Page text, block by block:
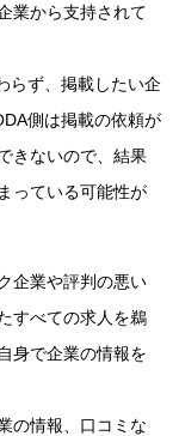
業から支持されて
らず、掲載したい企
側は掲載の依頼が
きないので、結果
っている可能性が
企業や評判の悪い
すべての求人を鵜
身で企業の情報を
の情報、口コミな